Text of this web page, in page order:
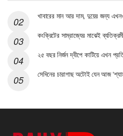
খাবারের মান আর দাম, দুয়ের জন্য
কংক্রিটের সাম্রাজ্যের মাঝেই
২৫ বছর নির্জন দ্বীপে কাটিয়ে এখন
সেদিনের চারাগাছ অটোই যেন আজ